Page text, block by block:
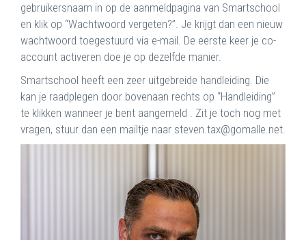
gebruikersnaam in op de aanmeldpagina van Smartschool
en klik op “Wachtwoord vergeten?”. Je krijgt dan een nieuw
wachtwoord toegestuurd via e-mail. De eerste keer je co-
account activeren doe je op dezelfde manier.
Smartschool heeft een zeer uitgebreide handleiding. Die
kan je raadplegen door bovenaan rechts op “Handleiding”
te klikken wanneer je bent aangemeld . Zit je toch nog met
vragen, stuur dan een mailtje naar steven.tax@gomalle.net.